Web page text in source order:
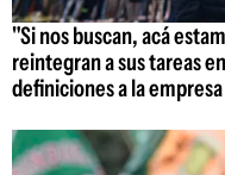
"Si nos buscan, acá
reintegran a sus tareas
definiciones a la empresa